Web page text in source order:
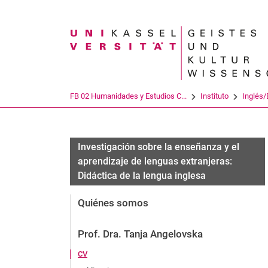
Search term
FB 02 Humanidades y Estudios C... Instituto Inglés/
Investigación sobre la enseñanza y el
aprendizaje de lenguas extranjeras:
Didáctica de la lengua inglesa
Quiénes somos
Prof. Dra. Tanja Angelovska
CV